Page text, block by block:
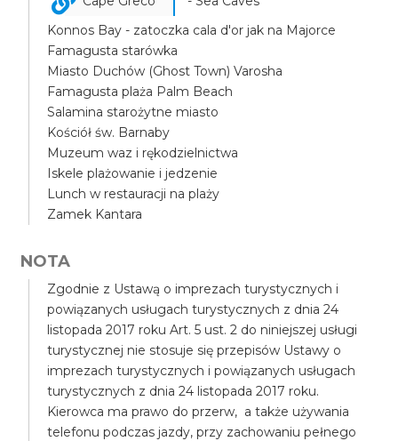
Konnos Bay - zatoczka cala d'or jak na Majorce
Famagusta starówka
Miasto Duchów (Ghost Town) Varosha
Famagusta plaża Palm Beach
Salamina starożytne miasto
Kościół św. Barnaby
Muzeum waz i rękodzielnictwa
Iskele plażowanie i jedzenie
Lunch w restauracji na plaży
Zamek Kantara
NOTA
Zgodnie z Ustawą o imprezach turystycznych i
powiązanych usługach turystycznych z dnia 24
listopada 2017 roku Art. 5 ust. 2 do niniejszej usługi
turystycznej nie stosuje się przepisów Ustawy o
imprezach turystycznych i powiązanych usługach
turystycznych z dnia 24 listopada 2017 roku.
Kierowca ma prawo do przerw, a także używania
telefonu podczas jazdy, przy zachowaniu pełnego